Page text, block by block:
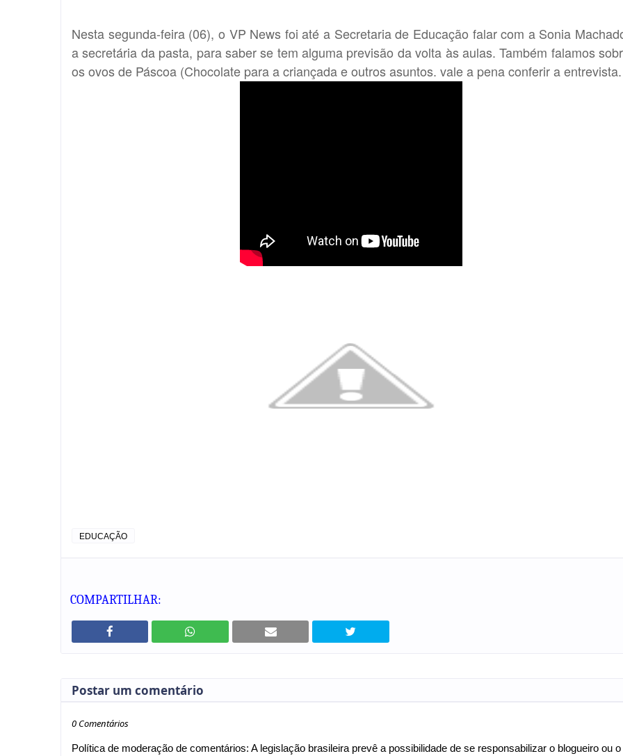
Nesta segunda-feira (06), o VP News foi até a Secretaria de Educação falar com a Sonia
a secretária da pasta, para saber se tem alguma previsão da volta às aulas. Também falamos
os ovos de Páscoa (Chocolate para a criançada e outros asuntos. vale a pena conferir a entrevista.
EDUCAÇÃO
COMPARTILHAR:
Postar um comentário
0 Comentários
Política de moderação de comentários: A legislação brasileira prevê a possibilidade de se responsabilizar o blogueiro ou o